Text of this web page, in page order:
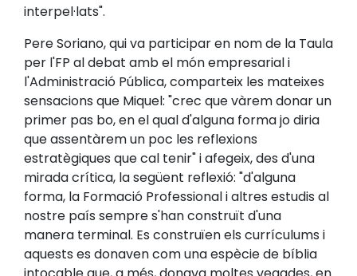
interpel·lats".
Pere Soriano, qui va participar en nom de la Taula
per l'FP al debat amb el món empresarial i
l'Administració Pública, comparteix les mateixes
sensacions que Miquel: "crec que vàrem donar un
primer pas bo, en el qual d'alguna forma jo diria
que assentàrem un poc les reflexions
estratègiques que cal tenir" i afegeix, des d'una
mirada crítica, la següent reflexió: "d'alguna
forma, la Formació Professional i altres estudis al
nostre país sempre s'han construït d'una
manera terminal. Es construïen els currículums i
aquests es donaven com una espècie de bíblia